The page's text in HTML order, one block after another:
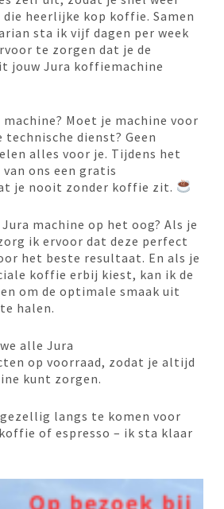
heerlijke kop koffie. Samen
sta ik vijf dagen per week
te zorgen dat je de
jouw Jura koffiemachine
Moet je machine voor
technische dienst? Geen
alles voor je. Tijdens het
ons een gratis
je nooit zonder koffie zit.
machine op het oog? Als je
ik ervoor dat deze perfect
het beste resultaat. En als je
koffie erbij kiest, kan ik de
om de optimale smaak uit
halen.
alle Jura
op voorraad, zodat je altijd
kunt zorgen.
langs te komen voor
of espresso – ik sta klaar